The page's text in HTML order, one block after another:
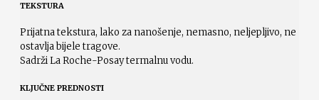
TEKSTURA
Prijatna tekstura, lako za nanošenje, nemasno, neljepljivo, ne
ostavlja bijele tragove.
Sadrži La Roche-Posay termalnu vodu.
KLJUČNE PREDNOSTI